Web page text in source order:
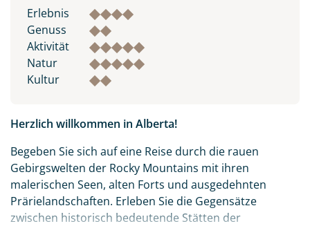
Erlebnis
Genuss
Aktivität
Natur
Kultur
Herzlich willkommen in Alberta!
Begeben Sie sich auf eine Reise durch die rauen
Gebirgswelten der Rocky Mountains mit ihren
malerischen Seen, alten Forts und ausgedehnten
Prärielandschaften. Erleben Sie die Gegensätze
zwischen historisch bedeutende Stätten der
Kenntnis genommen und akzeptiert haben.